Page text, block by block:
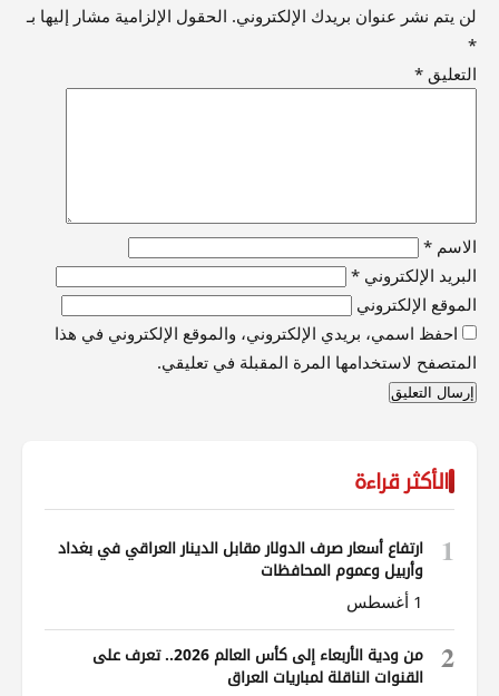
لن يتم نشر عنوان بريدك الإلكتروني. الحقول الإلزامية مشار إليها بـ
*
التعليق *
الاسم *
البريد الإلكتروني *
الموقع الإلكتروني
احفظ اسمي، بريدي الإلكتروني، والموقع الإلكتروني في هذا
المتصفح لاستخدامها المرة المقبلة في تعليقي.
الأكثر قراءة
1
ارتفاع أسعار صرف الدولار مقابل الدينار العراقي في بغداد
وأربيل وعموم المحافظات
1 أغسطس
2
من ودية الأربعاء إلى كأس العالم 2026.. تعرف على
القنوات الناقلة لمباريات العراق